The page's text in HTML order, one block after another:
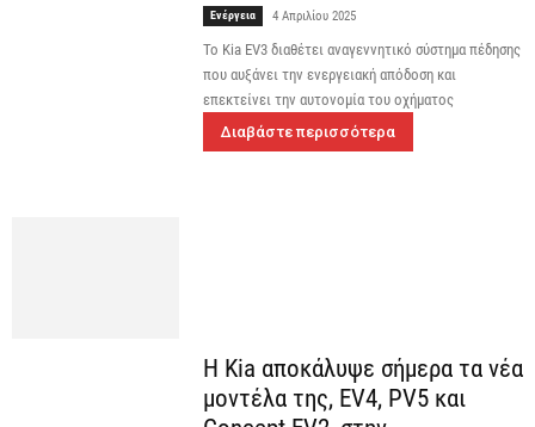
Ενέργεια 4 Απριλίου 2025
Το Kia EV3 διαθέτει αναγεννητικό σύστημα πέδησης
που αυξάνει την ενεργειακή απόδοση και
επεκτείνει την αυτονομία του οχήματος
Διαβάστε περισσότερα
Η Kia αποκάλυψε σήμερα τα νέα
μοντέλα της, EV4, PV5 και